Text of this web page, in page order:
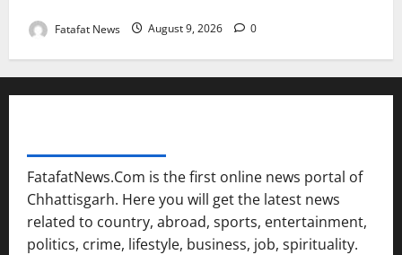
Fatafat News August 9, 2026 0
FatafatNews.Com is the first online news portal of
Chhattisgarh. Here you will get the latest news
related to country, abroad, sports, entertainment,
politics, crime, lifestyle, business, job, spirituality.